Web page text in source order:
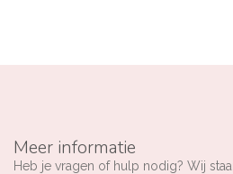
Meer informatie
Heb je vragen of hulp nodig? Wij